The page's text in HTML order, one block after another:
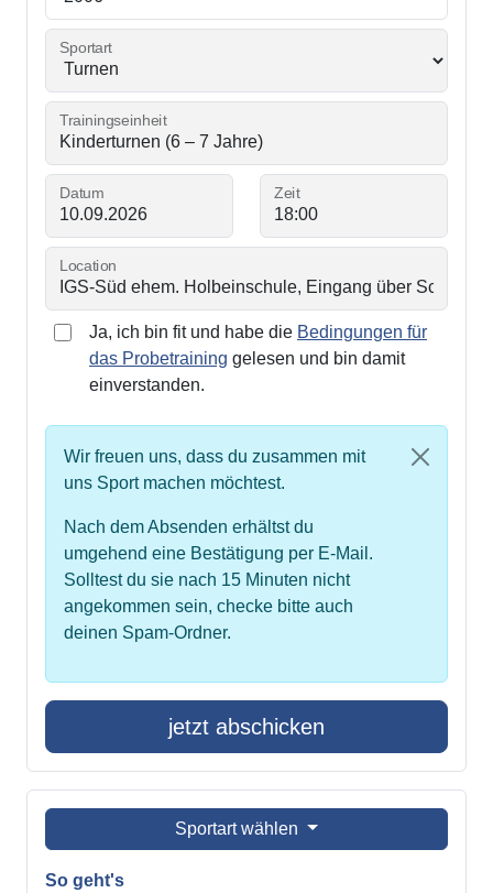
Sportart
Trainingseinheit
Datum Zeit
Location
Ja, ich bin fit und habe die Bedingungen für
das Probetraining gelesen und bin damit
einverstanden.
Wir freuen uns, dass du zusammen mit
uns Sport machen möchtest.
Nach dem Absenden erhältst du
umgehend eine Bestätigung per E-Mail.
Solltest du sie nach 15 Minuten nicht
angekommen sein, checke bitte auch
deinen Spam-Ordner.
jetzt abschicken
Sportart wählen
So geht's